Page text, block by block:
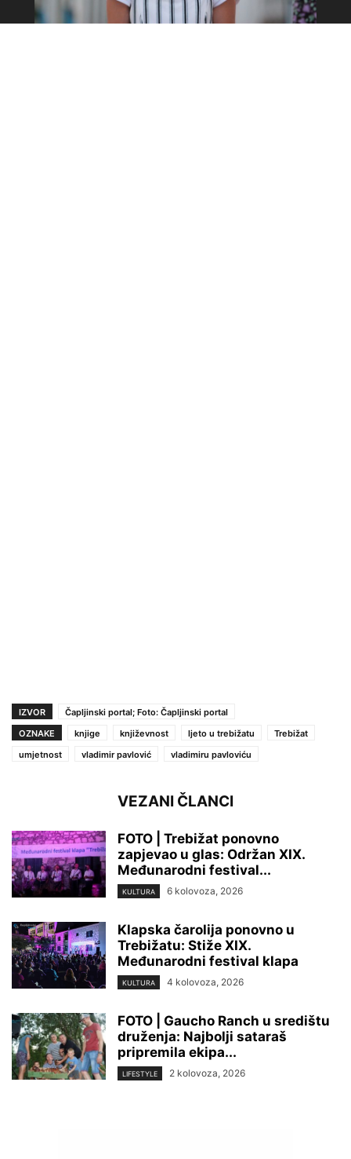
IZVOR
Čapljinski portal; Foto: Čapljinski portal
OZNAKE
knjige književnost ljeto u trebižatu
Trebižat
umjetnost
vladimir pavlović vladimiru pavloviću
VEZANI ČLANCI
FOTO | Trebižat ponovno
zapjevao u glas: Održan XIX.
Međunarodni festival...
KULTURA 6 kolovoza, 2026
Klapska čarolija ponovno u
Trebižatu: Stiže XIX.
Međunarodni festival klapa
KULTURA 4 kolovoza, 2026
FOTO | Gaucho Ranch u središtu
druženja: Najbolji sataraš
pripremila ekipa...
LIFESTYLE 2 kolovoza, 2026